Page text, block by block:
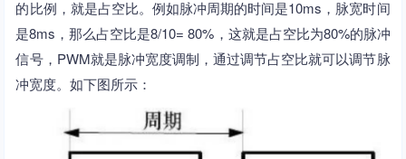
的比例，就是占空比。例如脉冲周期的时间是10ms，脉宽时间
是8ms，那么占空比是8/10= 80%，这就是占空比为80%的脉冲
信号，PWM就是脉冲宽度调制，通过调节占空比就可以调节脉
冲宽度。如下图所示：